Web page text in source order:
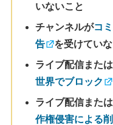
いないこと
チャンネルがコ
告
を受けてい
ライブ配信また
世界でブロック
ライブ配信また
作権侵害による